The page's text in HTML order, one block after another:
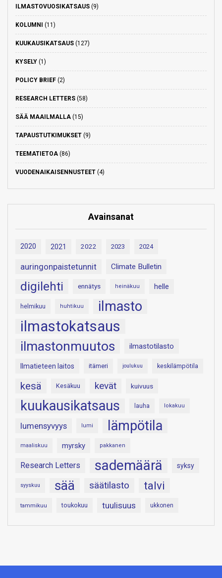
ILMASTOVUOSIKATSAUS (9)
KOLUMNI (11)
KUUKAUSIKATSAUS (127)
KYSELY (1)
POLICY BRIEF (2)
RESEARCH LETTERS (58)
SÄÄ MAAILMALLA (15)
TAPAUSTUTKIMUKSET (9)
TEEMATIETOA (86)
VUODENAIKAISENNUSTEET (4)
Avainsanat
2020 2021 2022 2023 2024
auringonpaistetunnit Climate Bulletin
digilehti ennätys heinäkuu helle
helmikuu huhtikuu ilmasto
ilmastokatsaus
ilmastonmuutos ilmastotilasto
Ilmatieteen laitos itämeri joulukuu keskilämpötila
kesä Kesäkuu kevät kuivuus
kuukausikatsaus lauha lokakuu
lumensyvyys lumi lämpötila
maaliskuu myrsky pakkanen
Research Letters sademäärä syksy
syyskuu sää säätilasto talvi
tammikuu toukokuu tuulisuus ukkonen